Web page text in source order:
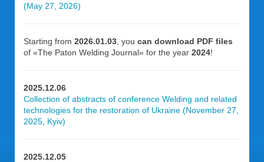
(May 27, 2026)
Starting from 2026.01.03 , you can download PDF files
of «The Paton Welding Journal» for the year 2024!
2025.12.06
Collection of abstracts of conference Welding and related
technologies for the restoration of Ukraine (November 27,
2025, Kyiv)
2025.12.05